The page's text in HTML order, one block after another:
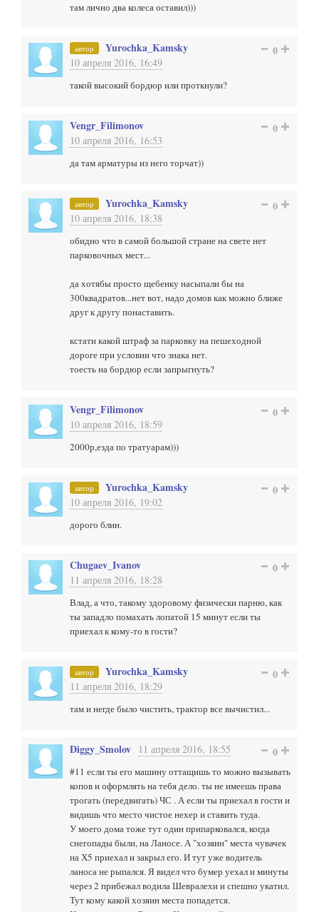
там лично два колеса оставил)))
автор Yurochka_Kamsky
10 апреля 2016, 16:49
0
такой высокий бордюр или проткнули?
Vengr_Filimonov
10 апреля 2016, 16:53
0
да там арматуры из него торчат))
автор Yurochka_Kamsky
10 апреля 2016, 18:38
0
обидно что в самой большой стране на свете нет
парковочных мест...
да хотябы просто щебенку насыпали бы на
300квадратов...нет вот, надо домов как можно ближе
друг к другу понаставить.
кстати какой штраф за парковку на пешеходной
дороге при условии что знака нет.
тоесть на бордюр если запрыгнуть?
Vengr_Filimonov
10 апреля 2016, 18:59
0
2000р,езда по тратуарам)))
автор Yurochka_Kamsky
10 апреля 2016, 19:02
0
дорого блин.
Chugaev_Ivanov
11 апреля 2016, 18:28
0
Влад, а что, такому здоровому физически парню, как
ты западло помахать лопатой 15 минут если ты
приехал к кому-то в гости?
автор Yurochka_Kamsky
11 апреля 2016, 18:29
0
там и негде было чистить, трактор все вычистил...
Diggy_Smolov 11 апреля 2016, 18:55 0
#11 если ты его машину оттащишь то можно вызывать
копов и оформлять на тебя дело. ты не имеешь права
трогать (передвигать) ЧС . А если ты приехал в гости и
видишь что место чистое нехер и ставить туда.
У моего дома тоже тут один припарковался, когда
снегопады были, на Ланосе. А "хозяин" места чувачек
на Х5 приехал и закрыл его. И тут уже водитель
ланоса не рыпался. Я видел что бумер уехал и минуты
через 2 прибежал водила Шевралехи и спешно укатил.
Тут кому какой хозяин места попадется.